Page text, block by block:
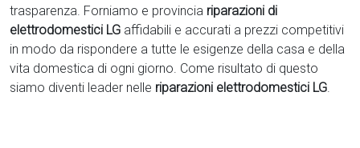
trasparenza. Forniamo e provincia riparazioni di
elettrodomestici LG affidabili e accurati a prezzi competitivi
in modo da rispondere a tutte le esigenze della casa e della
vita domestica di ogni giorno. Come risultato di questo
siamo diventi leader nelle riparazioni elettrodomestici LG.